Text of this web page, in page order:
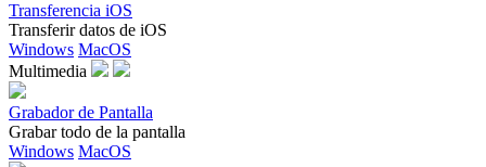
Transferencia iOS
Transferir datos de iOS
Windows MacOS
Multimedia
Grabador de Pantalla
Grabar todo de la pantalla
Windows MacOS